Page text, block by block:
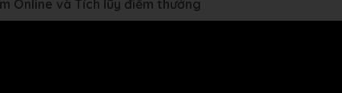
Online và Tích lũy điểm thưởng